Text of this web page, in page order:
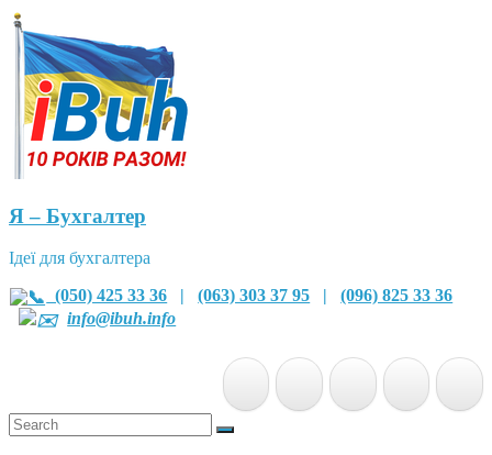
Я – Бухгалтер
Ідеї для бухгалтера
(050) 425 33 36 |(063) 303 37 95 |(096) 825 33 36
info@ibuh.info